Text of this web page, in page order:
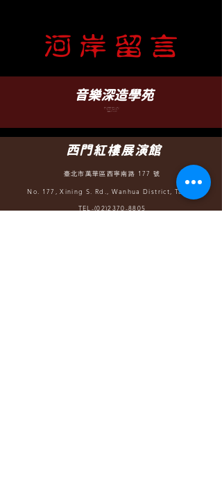
​音樂深造學苑
西門紅樓展演館
臺北市萬華區西寧南路 177 號
No. 177, Xining S. Rd., Wanhua District, Taipei
TEL-(02)2370-8805